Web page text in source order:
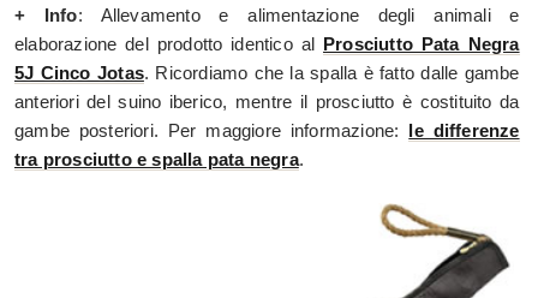
+ Info: Allevamento e alimentazione degli animali e
elaborazione del prodotto identico al Prosciutto Pata Negra
5J Cinco Jotas. Ricordiamo che la spalla è fatto dalle gambe
anteriori del suino iberico, mentre il prosciutto è costituito da
gambe posteriori. Per maggiore informazione: le differenze
tra prosciutto e spalla pata negra.